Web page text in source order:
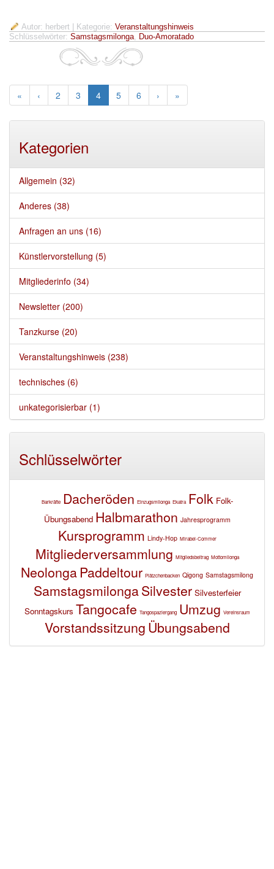
Autor: herbert | Kategorie: Veranstaltungshinweis
Schlüsselwörter: Samstagsmilonga, Duo-Amoratado
« ‹ 2 3 4(current)
5 6 › »
Kategorien
Allgemein (32)
Anderes (38)
Anfragen an uns (16)
Künstlervorstellung (5)
Mitgliederinfo (34)
Newsletter (200)
Tanzkurse (20)
Veranstaltungshinweis (238)
technisches (6)
unkategorisierbar (1)
Schlüsselwörter
Barkräfte Dacheröden Einzugsmilonga Ekatra Folk Folk-
Übungsabend Halbmarathon Jahresprogramm
Kursprogramm Lindy-Hop Mirabei-Commer
Mitgliederversammlung Mitgliedsbeitrag Mottomilonga
Neolonga Paddeltour Plätzchenbacken Qigong Samstagsmilong
SamstagsmilongaSilvester Silvesterfeier
Sonntagskurs Tangocafe Tangospaziergang Umzug Vereinsraum
Vorstandssitzung Übungsabend